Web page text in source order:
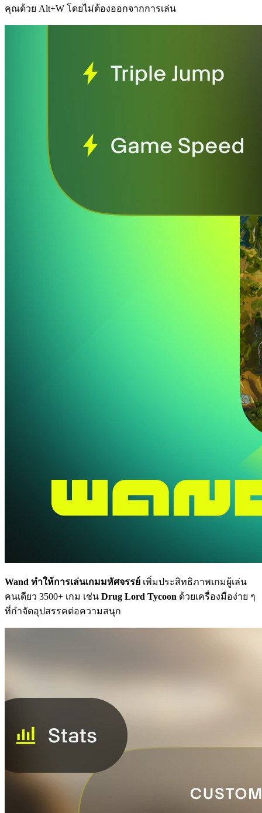
คุณด้วย Alt+W โดยไม่ต้องออกจากการเล่น
Wand ทำให้การเล่นเกมมหัศจรรย์ เพิ่มประสิทธิภาพเกมผู้เล่น
คนเดียว 3500+ เกม เช่น Drug Lord Tycoon ด้วยเครื่องมือง่าย ๆ
ที่กำจัดอุปสรรคต่อความสนุก